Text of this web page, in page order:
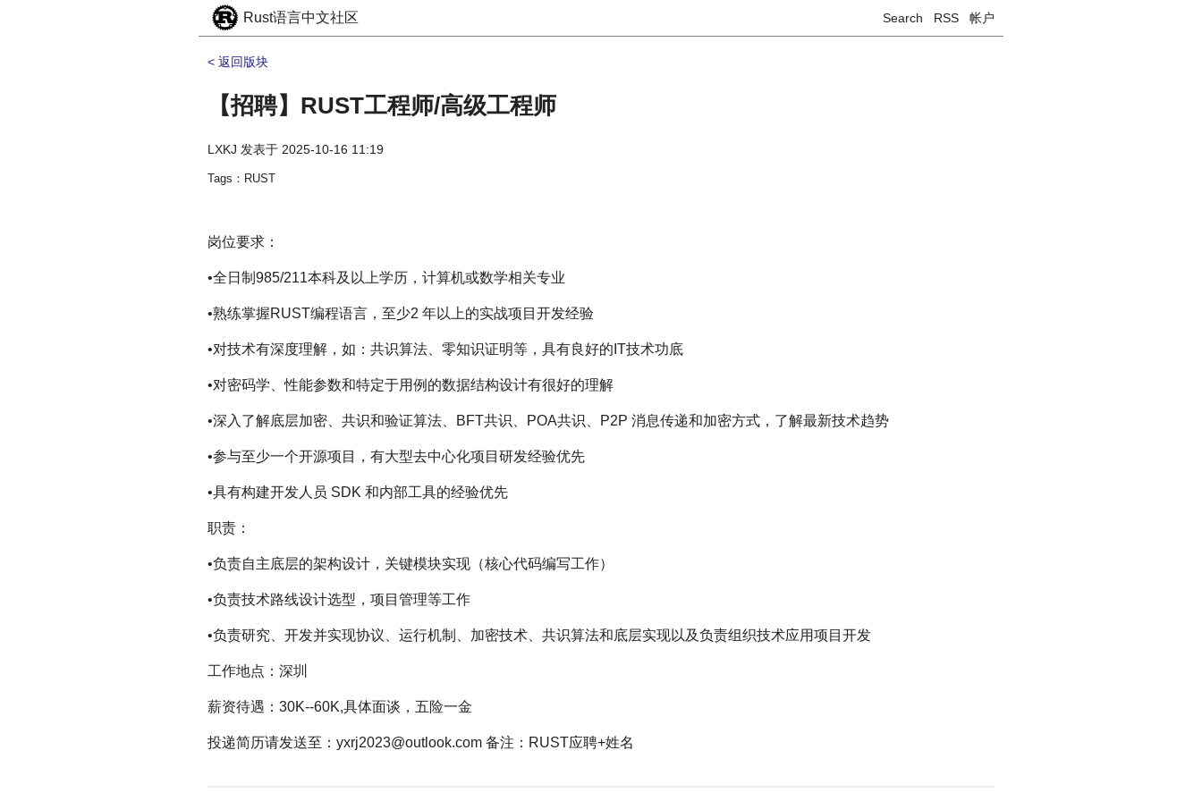
Rust语言中文社区 Search RSS 帐户
< 返回版块
【招聘】RUST工程师/高级工程师
LXKJ 发表于 2025-10-16 11:19
Tags：RUST
岗位要求：
•全日制985/211本科及以上学历，计算机或数学相关专业
•熟练掌握RUST编程语言，至少2 年以上的实战项目开发经验
•对技术有深度理解，如：共识算法、零知识证明等，具有良好的IT技术功底
•对密码学、性能参数和特定于用例的数据结构设计有很好的理解
•深入了解底层加密、共识和验证算法、BFT共识、POA共识、P2P 消息传递和加密方式，了解最新技术趋势
•参与至少一个开源项目，有大型去中心化项目研发经验优先
•具有构建开发人员 SDK 和内部工具的经验优先
职责：
•负责自主底层的架构设计，关键模块实现（核心代码编写工作）
•负责技术路线设计选型，项目管理等工作
•负责研究、开发并实现协议、运行机制、加密技术、共识算法和底层实现以及负责组织技术应用项目开发
工作地点：深圳
薪资待遇：30K--60K,具体面谈，五险一金
投递简历请发送至：yxrj2023@outlook.com 备注：RUST应聘+姓名